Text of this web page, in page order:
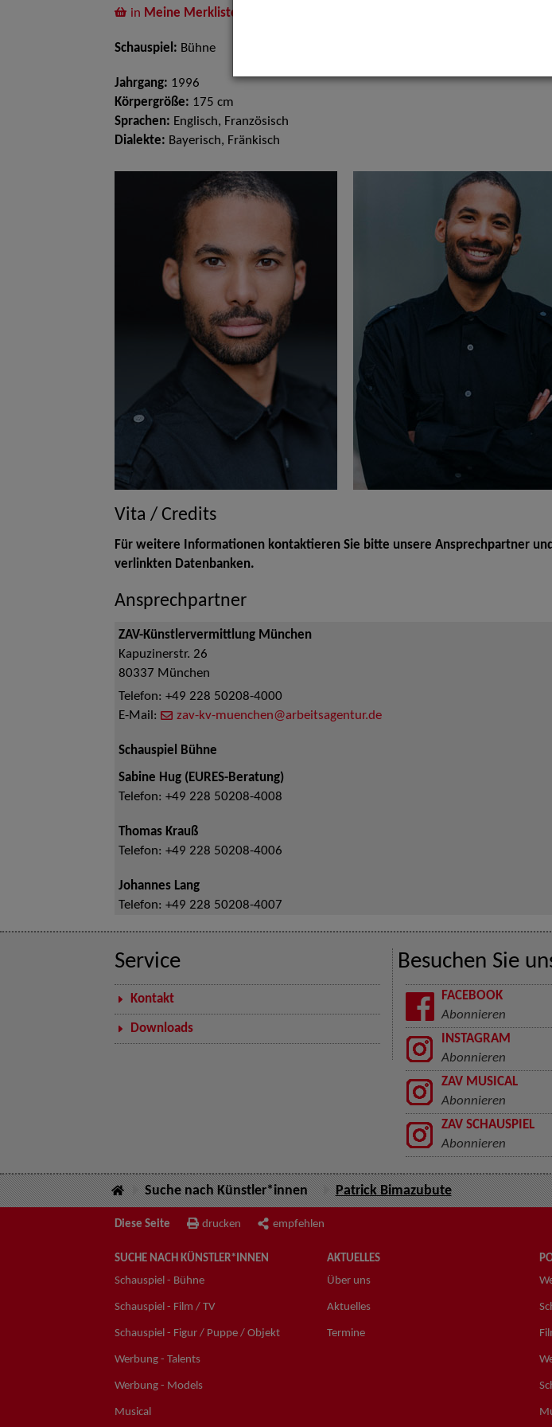
in Meine Merkliste
Schauspiel: Bühne
Jahrgang: 1996
Körpergröße: 175 cm
Sprachen: Englisch, Französisch
Dialekte: Bayerisch, Fränkisch
Vita / Credits
Für weitere Informationen kontaktieren Sie bitte unsere Ansprechpartner
verlinkten Datenbanken.
Ansprechpartner
ZAV-Künstlervermittlung München
Kapuzinerstr. 26
80337 München
Telefon: +49 228 50208-4000
E-Mail:
zav-kv-muenchen@arbeitsagentur.de
Schauspiel Bühne
Sabine Hug (EURES-Beratung)
Telefon: +49 228 50208-4008
Thomas Krauß
Telefon: +49 228 50208-4006
Johannes Lang
Telefon: +49 228 50208-4007
Service
Kontakt
Downloads
Besuchen Sie
FACEBOOK
Abonnieren
INSTAGRAM
Abonnieren
ZAV MUSICAL
Abonnieren
ZAV SCHAUSPIEL
Abonnieren
Suche nach Künstler*innen Patrick Bimazubute
Diese Seite drucken empfehlen
SUCHE NACH KÜNSTLER*INNEN
Schauspiel - Bühne
Schauspiel - Film / TV
Schauspiel - Figur / Puppe / Objekt
Werbung - Talents
Werbung - Models
Musical
AKTUELLES
Über uns
Aktuelles
Termine